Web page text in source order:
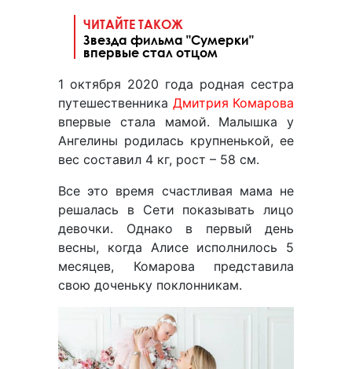
ЧИТАЙТЕ ТАКОЖ
Звезда фильма "Сумерки"
впервые стал отцом
1 октября 2020 года родная сестра
путешественника Дмитрия Комарова
впервые стала мамой. Малышка у
Ангелины родилась крупненькой, ее
вес составил 4 кг, рост – 58 см.
Все это время счастливая мама не
решалась в Сети показывать лицо
девочки. Однако в первый день
весны, когда Алисе исполнилось 5
месяцев, Комарова представила
свою доченьку поклонникам.